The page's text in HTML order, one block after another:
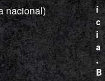
nacional)
í
c
i
a
,
B